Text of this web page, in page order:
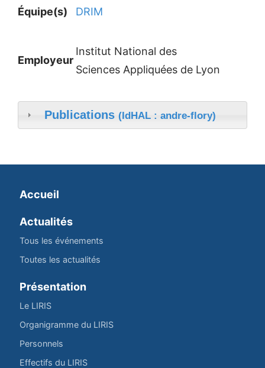
Équipe(s) DRIM
Employeur
Institut National des
Sciences Appliquées de Lyon
Publications (IdHAL : andre-flory)
Accueil
Actualités
Tous les événements
Toutes les actualités
Présentation
Le LIRIS
Organigramme du LIRIS
Personnels
Effectifs du LIRIS